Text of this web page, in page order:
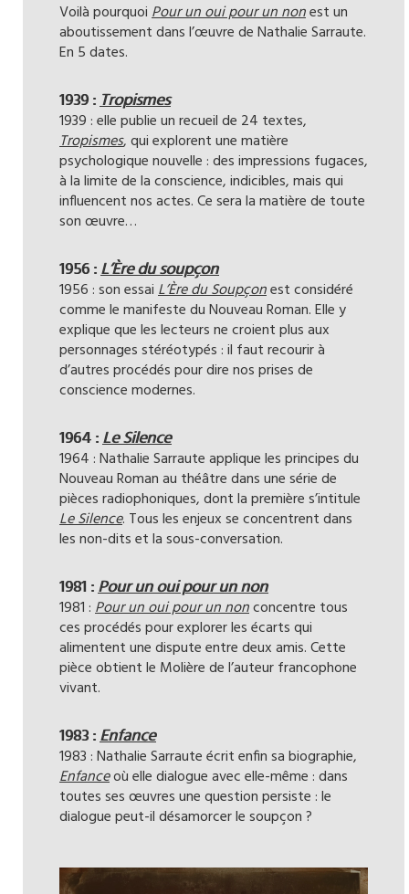
Voilà pourquoiPour un oui pour un nonest un
aboutissement dans l’œuvre de Nathalie Sarraute.
En 5 dates.
1939 :Tropismes
1939 : elle publie un recueil de 24 textes,
Tropismes, qui explorent une matière
psychologique nouvelle : des impressions fugaces,
à la limite de la conscience, indicibles, mais qui
influencent nos actes. Ce sera la matière de toute
son œuvre…
1956 :L’Ère du soupçon
1956 : son essaiL’Ère du Soupçonest considéré
comme le manifeste du Nouveau Roman. Elle y
explique que les lecteurs ne croient plus aux
personnages stéréotypés : il faut recourir à
d’autres procédés pour dire nos prises de
conscience modernes.
1964 :Le Silence
1964 : Nathalie Sarraute applique les principes du
Nouveau Roman au théâtre dans une série de
pièces radiophoniques, dont la première s’intitule
Le Silence. Tous les enjeux se concentrent dans
les non-dits et la sous-conversation.
1981 :Pour un oui pour un non
1981 :Pour un oui pour un nonconcentre tous
ces procédés pour explorer les écarts qui
alimentent une dispute entre deux amis. Cette
pièce obtient le Molière de l’auteur francophone
vivant.
1983 :Enfance
1983 : Nathalie Sarraute écrit enfin sa biographie,
Enfanceoù elle dialogue avec elle-même : dans
toutes ses œuvres une question persiste : le
dialogue peut-il désamorcer le soupçon ?